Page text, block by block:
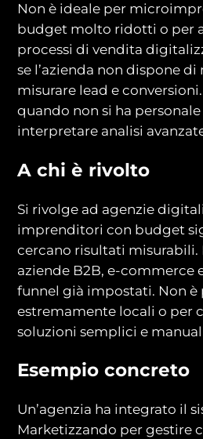
Non è ideale per
budget molto ridotti o per
processi di vendita
se l’azienda non dispone
misurare lead e
quando non si ha
interpretare analisi
A chi è rivolto
Si rivolge ad agenzie
imprenditori con budget
cercano risultati misurabili.
aziende B2B, e-commerce
funnel già impostati. Non
estremamente locali o per
soluzioni semplici e
Esempio concreto
Un’agenzia ha integrato il
Marketizzando per gestire